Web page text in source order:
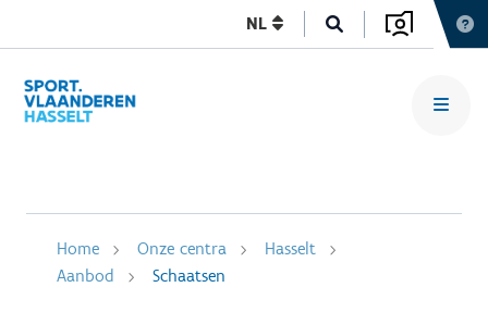
NL
Home Onze centra
Hasselt
Aanbod
Schaatsen